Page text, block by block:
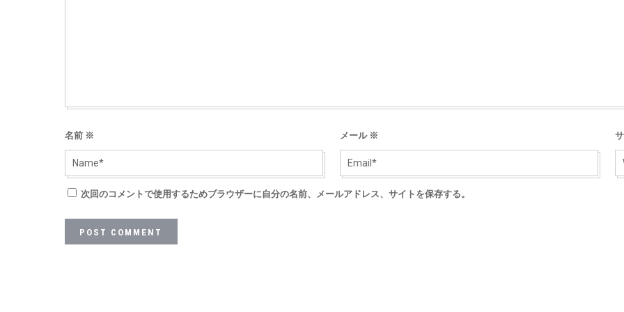
名前 ※ メール ※
次回のコメントで使用するためブラウザーに自分の名前、メールアドレス、サイトを保存する。